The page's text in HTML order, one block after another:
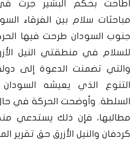
اطاحت بحكم البشير جرت
مباحثات سلام بين الفرقاء
جنوب السودان طرحت فيها
للسلام في منطقتي النيل
والتي تضمنت الدعوة إلى
التنوع الذي يعيشه
السلطة. وأوضحت الحركة في
مطالبها، فإن ذلك يستدعي
كردفان والنيل الأزرق حق تقرير